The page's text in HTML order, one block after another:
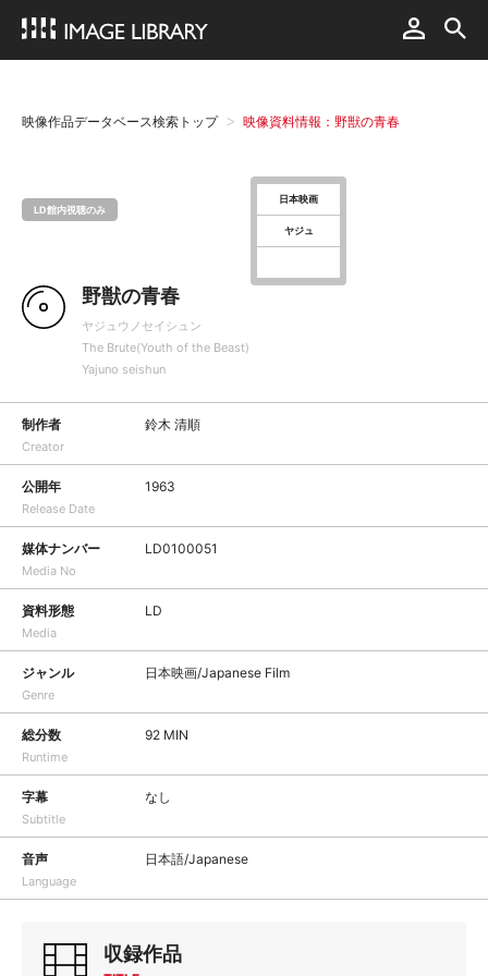
映像作品データベース検索トップ 映像資料情報：野獣の青春
LD館内視聴のみ
日本映画
ヤジュ
野獣の青春
ヤジュウノセイシュン
The Brute(Youth of the Beast)
Yajuno seishun
制作者
Creator
鈴木 清順
公開年
Release Date
1963
媒体ナンバー
Media No
LD0100051
資料形態
Media
LD
ジャンル
Genre
日本映画/Japanese Film
総分数
Runtime
92 MIN
字幕
Subtitle
なし
音声
Language
日本語/Japanese
収録作品